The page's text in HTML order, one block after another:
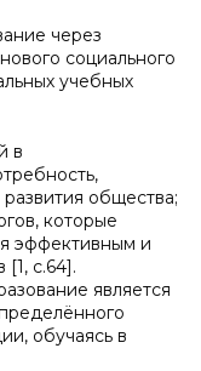
через
социального
учебных
в
общества;
которые
эффективным и
c.64].
является
обучаясь в